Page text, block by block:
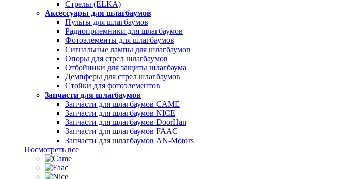
Стрелы (ELKA)
Аксессуары для шлагбаумов
Пульты для шлагбаумов
Радиоприемники для шлагбаумов
Фотоэлементы для шлагбаумов
Сигнальные лампы для шлагбаумов
Опоры для стрел шлагбаумов
Отбойники для защиты шлагбаума
Демпферы для стрел шлагбаумов
Стойки для фотоэлементов
Запчасти для шлагбаумов
Запчасти для шлагбаумов CAME
Запчасти для шлагбаумов NICE
Запчасти для шлагбаумов DoorHan
Запчасти для шлагбаумов FAAC
Запчасти для шлагбаумов AN-Motors
Посмотреть все